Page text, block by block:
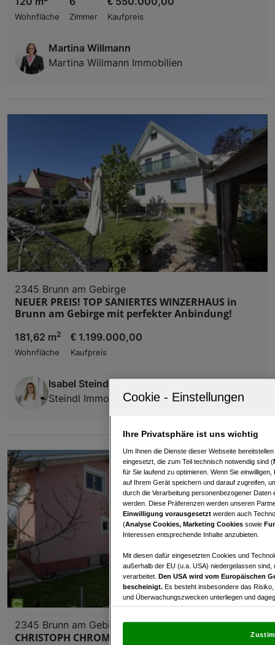
Wohnfläche
Zimmer Kaufpreis
Martina Willmann
Martina Willmann Immobilien
2345 Brunn am Gebirge
NEUER PREIS! TOP SANIERTES WINZERHAUS in
Brunn am Gebirge mit perfekter Anbindung!
181,62 m2
Wohnfläche
€ 1.199.000,00
Kaufpreis
Isabel Steindl
Steindl Immobilien e.U
2345 Brunn am Gebirge
CHRISTOPH CHROMECEK IMMOBILIEN - Brunn am
Ihre Privatsphäre ist uns wichtig
Um Ihnen die Dienste dieser Webseite
eingesetzt, die zum Teil technisch notwendig sind (
für Sie laufend zu optimieren. Wenn Sie
auf Ihrem Gerät speichern und darauf zugreifen,
durch die Verarbeitung personenbezogener
werden. Diese Präferenzen werden unseren
Einwilligung vorausgesetzt werden auch
(Analyse Cookies, Marketing Cookies sowie
Interessen entsprechende Inhalte anzubieten.
Mit diesen dafür eingesetzten Cookies und
außerhalb der EU (u.a. USA) niedergelassen
verarbeitet. Den USA wird vom Europäischen
bescheinigt. Es besteht insbesondere das
und Überwachungszwecken unterliegen und
und Widerspruch gegen die Verarbeitung auf der